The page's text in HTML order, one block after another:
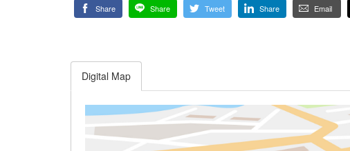
Share Share Tweet Share Email
Digital Map